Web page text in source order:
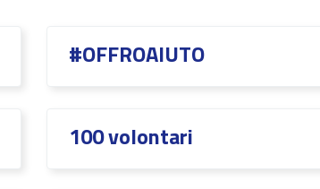
#OFFROAIUTO
100 volontari